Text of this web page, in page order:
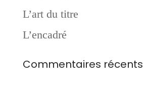
L’art du titre
L’encadré
Commentaires récents